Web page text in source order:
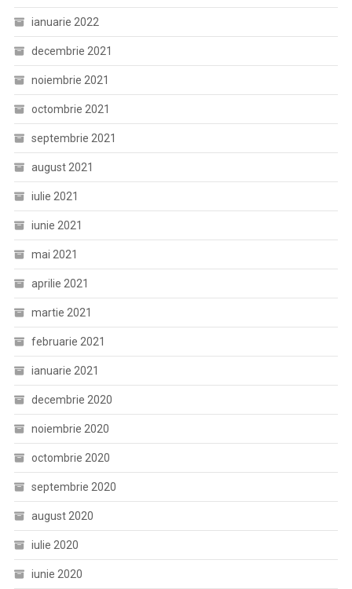
ianuarie 2022
decembrie 2021
noiembrie 2021
octombrie 2021
septembrie 2021
august 2021
iulie 2021
iunie 2021
mai 2021
aprilie 2021
martie 2021
februarie 2021
ianuarie 2021
decembrie 2020
noiembrie 2020
octombrie 2020
septembrie 2020
august 2020
iulie 2020
iunie 2020